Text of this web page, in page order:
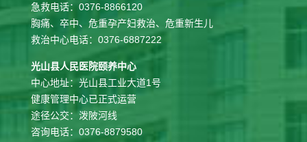
急救电话：0376-8866120
胸痛、卒中、危重孕产妇救治、危重新生儿
救治中心电话：0376-6887222
光山县人民医院颐养中心
中心地址：光山县工业大道1号
健康管理中心已正式运营
途径公交：泼陂河线
咨询电话：0376-8879580